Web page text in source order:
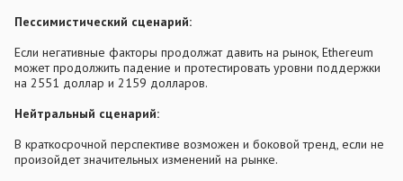
Пессимистический сценарий:
Если негативные факторы продолжат давить на рынок, Ethereum
может продолжить падение и протестировать уровни поддержки
на 2551 доллар и 2159 долларов.
Нейтральный сценарий:
В краткосрочной перспективе возможен и боковой тренд, если не
произойдет значительных изменений на рынке.